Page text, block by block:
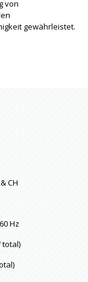
von
gewährleistet.
CH
Hz
total)